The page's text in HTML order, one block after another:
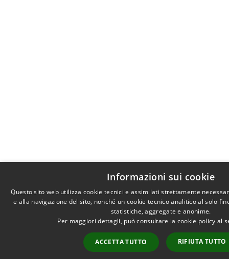
Informazioni sui cookie
Questo sito web utilizza cookie tecnici e assimilati strettamente
e alla navigazione del sito, nonché un cookie tecnico analitico al solo
statistiche, aggregate e anonime.
Per maggiori dettagli, può consultare la cookie policy al
ACCETTA TUTTO RIFIUTA TUTTO